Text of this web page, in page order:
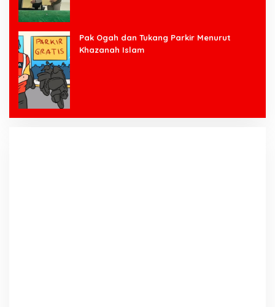
Pak Ogah dan Tukang Parkir Menurut
Khazanah Islam